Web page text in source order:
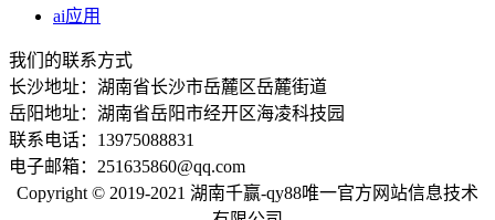
ai应用
我们的联系方式
长沙地址：湖南省长沙市岳麓区岳麓街道
岳阳地址：湖南省岳阳市经开区海凌科技园
联系电话：13975088831
电子邮箱：251635860@qq.com
Copyright © 2019-2021 湖南千赢-qy88唯一官方网站信息技术